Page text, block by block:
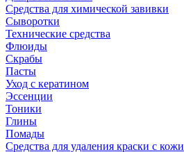
Средства для химической завивки
Сыворотки
Технические средства
Флюиды
Скрабы
Пасты
Уход с кератином
Эссенции
Тоники
Глины
Помады
Средства для удаления краски с кожи